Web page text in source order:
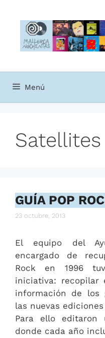
contenido
Menú
Satellites
GUÍA POP
23 octubre, 2013
El equipo del
encargado de
Rock en 1996
iniciativa: recopilar
información de los
las nuevas
Para ello editaron
donde cada año